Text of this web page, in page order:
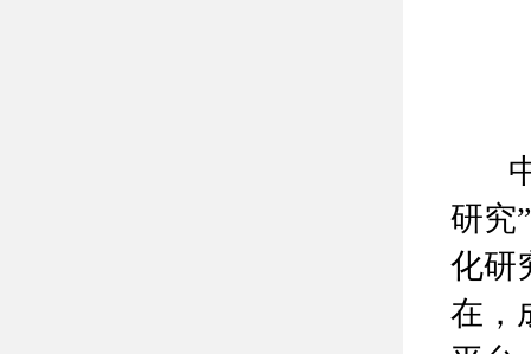
中
研究
化研
在，